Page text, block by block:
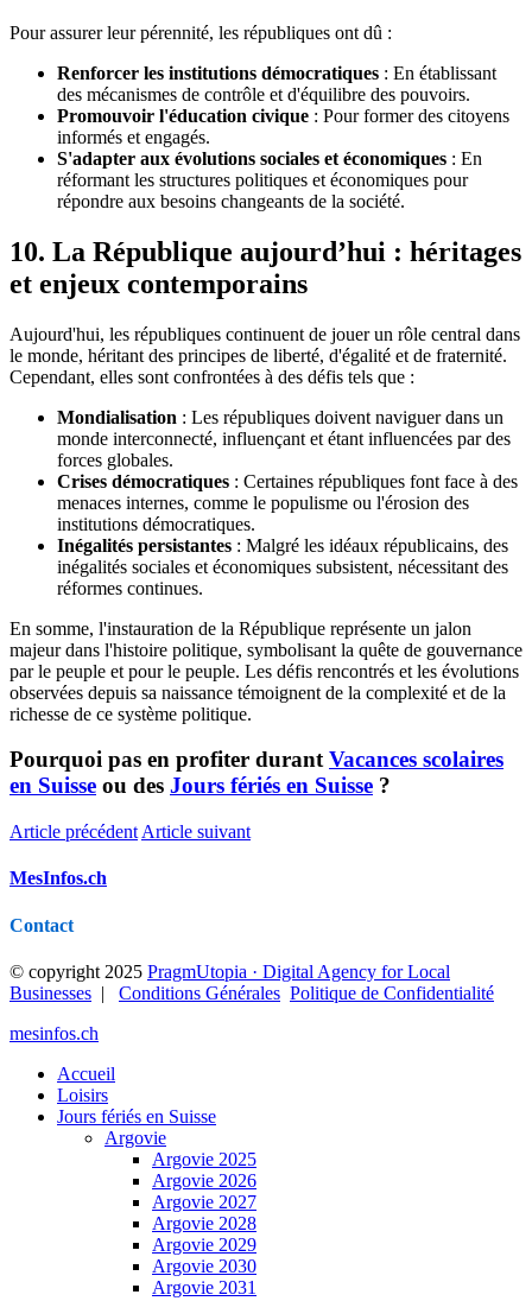
Pour assurer leur pérennité, les républiques ont dû :
Renforcer les institutions démocratiques : En établissant
des mécanismes de contrôle et d'équilibre des pouvoirs.
Promouvoir l'éducation civique : Pour former des citoyens
informés et engagés.
S'adapter aux évolutions sociales et économiques : En
réformant les structures politiques et économiques pour
répondre aux besoins changeants de la société.
10. La République aujourd’hui : héritages
et enjeux contemporains
Aujourd'hui, les républiques continuent de jouer un rôle central dans
le monde, héritant des principes de liberté, d'égalité et de fraternité.
Cependant, elles sont confrontées à des défis tels que :
Mondialisation : Les républiques doivent naviguer dans un
monde interconnecté, influençant et étant influencées par des
forces globales.
Crises démocratiques : Certaines républiques font face à des
menaces internes, comme le populisme ou l'érosion des
institutions démocratiques.
Inégalités persistantes : Malgré les idéaux républicains, des
inégalités sociales et économiques subsistent, nécessitant des
réformes continues.
En somme, l'instauration de la République représente un jalon
majeur dans l'histoire politique, symbolisant la quête de gouvernance
par le peuple et pour le peuple. Les défis rencontrés et les évolutions
observées depuis sa naissance témoignent de la complexité et de la
richesse de ce système politique.
Pourquoi pas en profiter durantVacances scolaires
en Suisse ou des Jours fériés en Suisse ?
Article précédent Article suivant
MesInfos.ch
Contact
© copyright 2025 PragmUtopia · Digital Agency for Local
Businesses | Conditions Générales Politique de Confidentialité
mesinfos.ch
Accueil
Loisirs
Jours fériés en Suisse
Argovie
Argovie 2025
Argovie 2026
Argovie 2027
Argovie 2028
Argovie 2029
Argovie 2030
Argovie 2031